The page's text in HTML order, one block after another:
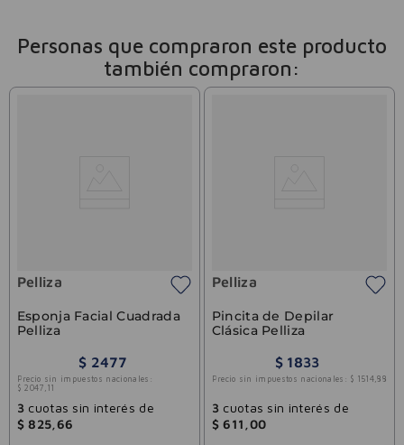
Personas que compraron este producto
también compraron:
Pelliza
Esponja Facial Cuadrada
Pelliza
$ 2477
Precio sin impuestos nacionales:
$ 2047 11
3cuotas sin interés de
$ 825 66
Pelliza
Pincita de Depilar
Clásica Pelliza
$ 1833
Precio sin impuestos nacionales: $ 1514 ,88
3cuotas sin interés de
$ 611 00